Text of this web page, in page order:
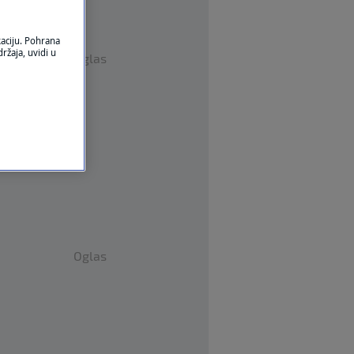
Oglas
Oglas
Pohrana
uvidi u